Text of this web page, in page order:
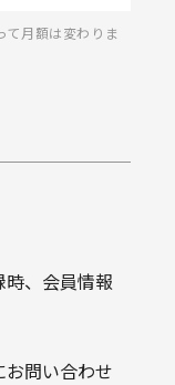
て月額は変わりま
、会員情報
問い合わせ